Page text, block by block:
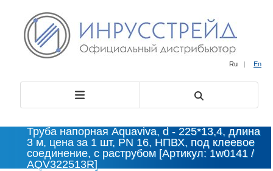
Ru | En
Труба напорная Aquaviva, d - 225*13,4, длина
3 м, цена за 1 шт, PN 16, НПВХ, под клеевое
соединение, с раструбом [Артикул: 1w0141 /
AQV322513R]